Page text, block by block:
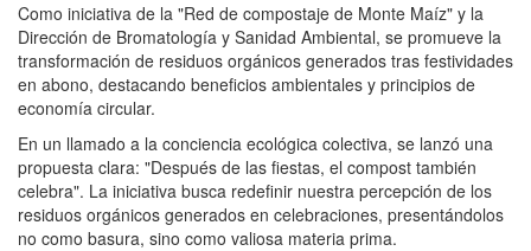
Como iniciativa de la "Red de compostaje de Monte Maíz" y la
Dirección de Bromatología y Sanidad Ambiental, se promueve la
transformación de residuos orgánicos generados tras festividades
en abono, destacando beneficios ambientales y principios de
economía circular.
En un llamado a la conciencia ecológica colectiva, se lanzó una
propuesta clara: "Después de las fiestas, el compost también
celebra". La iniciativa busca redefinir nuestra percepción de los
residuos orgánicos generados en celebraciones, presentándolos
no como basura, sino como valiosa materia prima.